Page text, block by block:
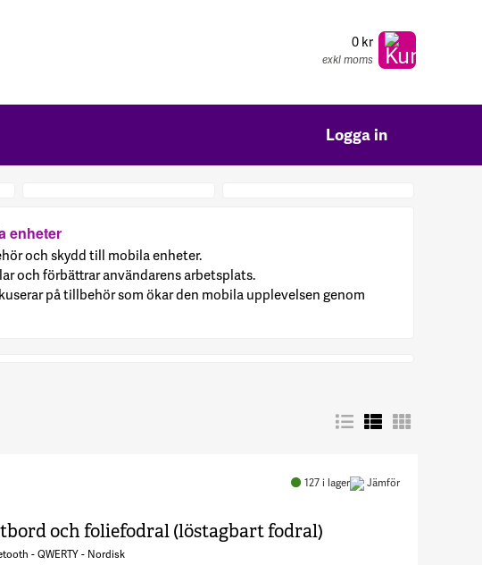
0 kr
exkl moms
Logga in
enheter
och skydd till mobila enheter.
och förbättrar användarens arbetsplats.
på tillbehör som ökar den mobila upplevelsen genom
127 i lager Jämför
och foliefodral (löstagbart fodral)
- QWERTY - Nordisk